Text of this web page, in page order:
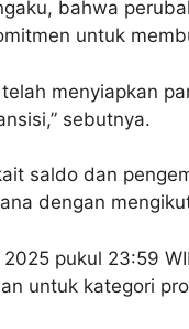
bahwa
untuk
menyiapkan
sebutnya.
saldo dan
dengan
pukul 23:59
untuk kategori